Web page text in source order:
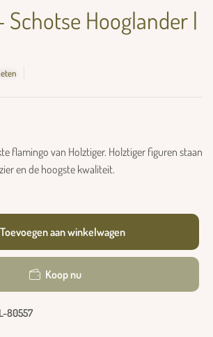
Schotse Hooglander |
flamingo van Holztiger. Holztiger figuren staan
en de hoogste kwaliteit.
Toevoegen aan winkelwagen
Koop nu
80557